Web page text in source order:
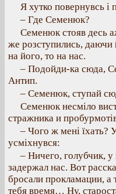
Я хутко повернувсь
– Где Семенюк?
Семенюк стояв десь
же розступились,
на його, то на нас.
– Подойди-ка сюда,
Антип.
– Семенюк, ступай
Семенюк несміло
стражника и
– Чого ж мені
усміхнувся:
– Ничего, голубчик,
задержал нас. Вот
бросали прокламации, а
тебя время… Ну,